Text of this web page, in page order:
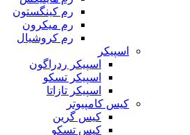
رم کینگستون
رم میکرون
رم کروشیال
اسپیکر
اسپیکر ردراگون
اسپیکر تسکو
اسپیکر تازاتا
کیس کامپیوتر
کیس گرین
کیس تسکو